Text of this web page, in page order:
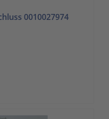
0010027974